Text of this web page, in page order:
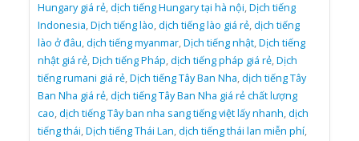
Hungary giá rẻ,dịch tiếng Hungary tại hà nội,Dịch tiếng
Indonesia,Dịch tiếng lào,dịch tiếng lào giá rẻ,dịch tiếng
lào ở đâu,dịch tiếng myanmar,Dịch tiếng nhật,Dịch tiếng
nhật giá rẻ,Dịch tiếng Pháp,dịch tiếng pháp giá rẻ,Dịch
tiếng rumani giá rẻ,Dịch tiếng Tây Ban Nha,dịch tiếng Tây
Ban Nha giá rẻ,dịch tiếng Tây Ban Nha giá rẻ chất lượng
cao,dịch tiếng Tây ban nha sang tiếng việt lấy nhanh,dịch
tiếng thái,Dịch tiếng Thái Lan,dịch tiếng thái lan miễn phí,